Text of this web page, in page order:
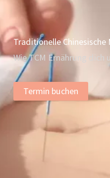
Traditionelle Chinesische
Wie TCM Ernährung
Termin buchen